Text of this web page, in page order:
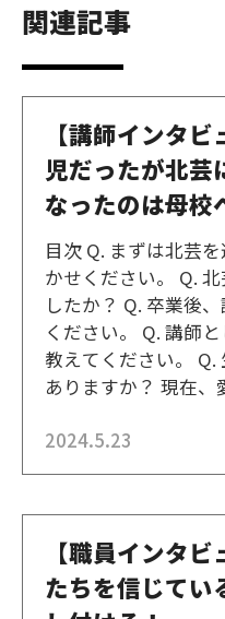
関連記事
【講師インタ
児だったが北芸
なったのは母校
目次 Q. まずは北芸
かせください。 Q.
したか？ Q. 卒業後
ください。 Q. 講師
教えてください。
ありますか？ 現在
7年目のI先生。かつ
称：北芸）に通って
2024.5.23
【職員インタ
たちを信じてい